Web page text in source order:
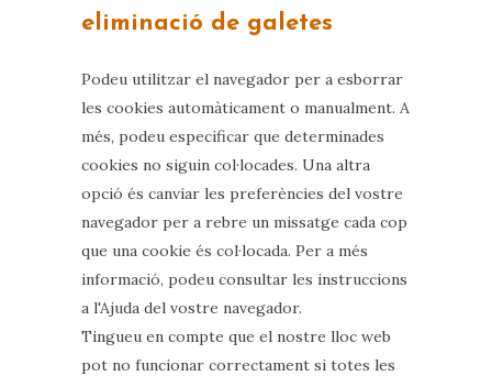
eliminació de galetes
Podeu utilitzar el navegador per a esborrar
les cookies automàticament o manualment. A
més, podeu especificar que determinades
cookies no siguin col·locades. Una altra
opció és canviar les preferències del vostre
navegador per a rebre un missatge cada cop
que una cookie és col·locada. Per a més
informació, podeu consultar les instruccions
a l'Ajuda del vostre navegador.
Tingueu en compte que el nostre lloc web
pot no funcionar correctament si totes les